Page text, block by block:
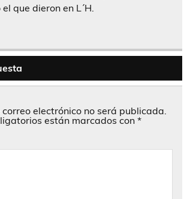
que dieron en L´H.
electrónico no será publicada.
están marcados con *